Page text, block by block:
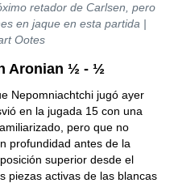
retador de Carlsen, pero
en jaque en esta partida |
Ootes
Aronian ½ - ½
Nepomniachtchi jugó ayer
en la jugada 15 con una
pero que no
profundidad antes de la
superior desde el
piezas activas de las blancas